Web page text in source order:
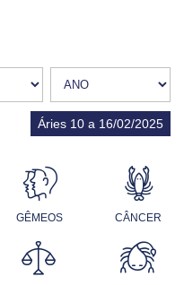
Áries 10 a 16/02/2025
GÊMEOS CÂNCER